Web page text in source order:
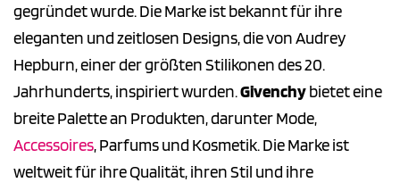
gegründet wurde. Die Marke ist bekannt für ihre
eleganten und zeitlosen Designs, die von Audrey
Hepburn, einer der größten Stilikonen des 20.
Jahrhunderts, inspiriert wurden.Givenchybietet eine
breite Palette an Produkten, darunter Mode,
Accessoires, Parfums und Kosmetik. Die Marke ist
weltweit für ihre Qualität, ihren Stil und ihre